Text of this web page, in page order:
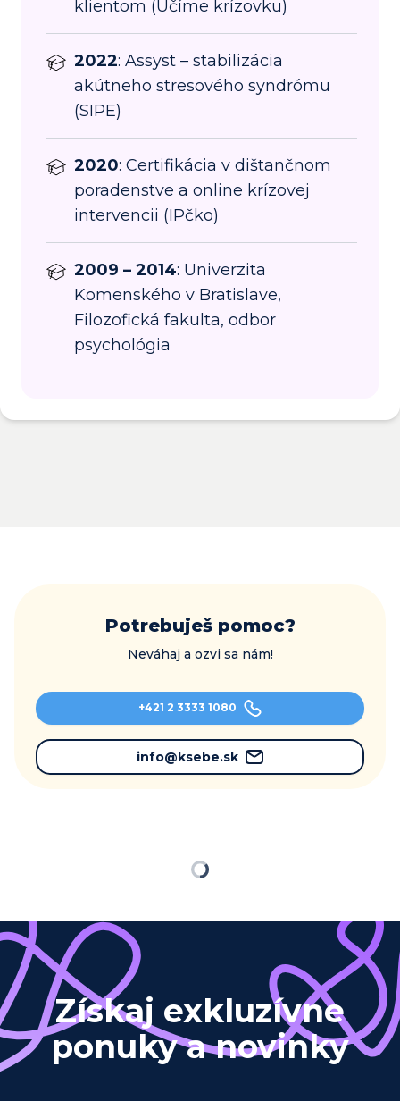
klientom (Učíme krízovku)
2022: Assyst – stabilizácia
akútneho stresového syndrómu
(SIPE)
2020: Certifikácia v dištančnom
poradenstve a online krízovej
intervencii (IPčko)
2009 – 2014: Univerzita
Komenského v Bratislave,
Filozofická fakulta, odbor
psychológia
Potrebuješ pomoc?
Neváhaj a ozvi sa nám!
+421 2 3333 1080
info@ksebe.sk
Načítavam…
Získaj exkluzívne
ponuky a novinky